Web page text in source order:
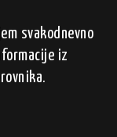
svakodnevno
iz